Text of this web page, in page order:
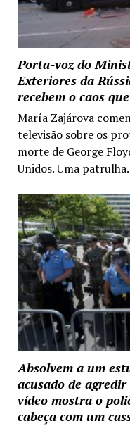
Porta-voz do
Exteriores da
recebem o caos
María Zajárova
televisão sobre os
morte de George
Unidos. Uma
Absolvem a um
acusado de
vídeo mostra o
cabeça com um